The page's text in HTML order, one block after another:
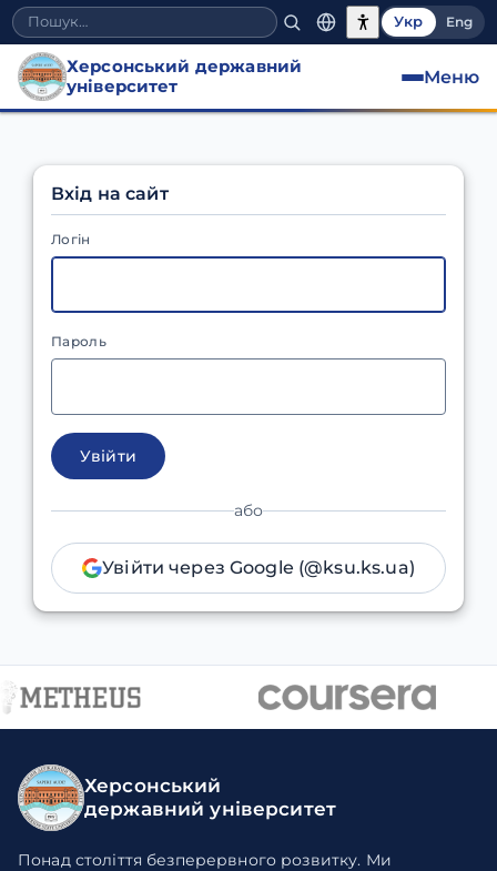
Укр Eng
Херсонський державний
університет
Меню
Вхід на сайт
Логін
Пароль
Увійти
або
Увійти через Google (@ksu.ks.ua)
Херсонський
державний університет
Понад століття безперервного розвитку. Ми